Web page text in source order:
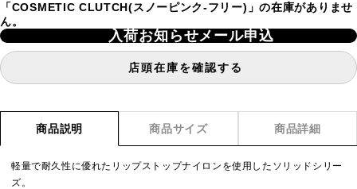
「COSMETIC CLUTCH(スノーピンク-フリー)」の在庫がありませ
ん。
入荷お知らせメール申込
店頭在庫を確認する
商品説明 商品サイズ 商品詳細
軽量で耐久性に優れたリップストップナイロンを使用したソリッドシリー
ズ。